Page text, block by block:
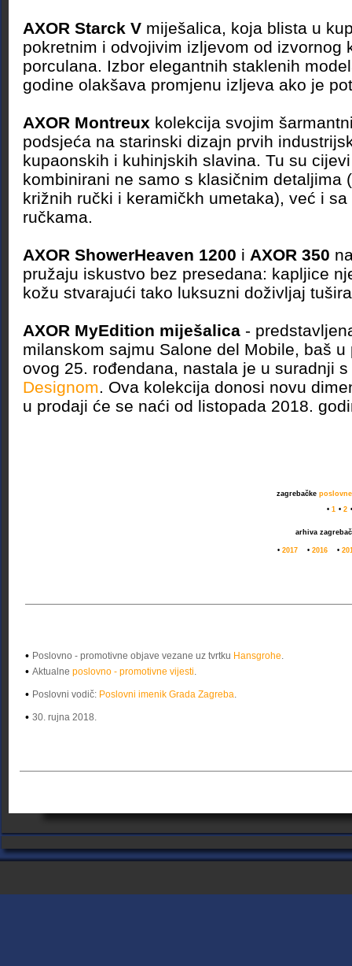
AXOR Starck V miješalica, koja blista u
pokretnim i odvojivim izljevom od izvornog
porculana. Izbor elegantnih staklenih
godine olakšava promjenu izljeva ako je
AXOR Montreux kolekcija svojim
podsjeća na starinski dizajn prvih
kupaonskih i kuhinjskih slavina. Tu su
kombinirani ne samo s klasičnim detaljima
križnih ručki i keramičkh umetaka), već i
ručkama.
AXOR ShowerHeaven 1200 i AXOR 350
pružaju iskustvo bez presedana: kapljice
kožu stvarajući tako luksuzni doživljaj
AXOR MyEdition miješalica -
milanskom sajmu Salone del Mobile, baš u
ovog 25. rođendana, nastala je u suradnji s
Designom. Ova kolekcija donosi novu
u prodaji će se naći od listopada 2018.
zagrebačke
• 1 • 2
arhiva
• 2017 • 2016 •
• Poslovno - promotivne objave vezane uz tvrtku Hansgrohe.
• Aktualne poslovno - promotivne vijesti.
• Poslovni vodič: Poslovni imenik Grada Zagreba.
• 30. rujna 2018.